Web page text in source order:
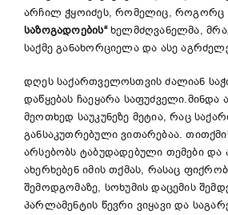
არჩილ ჭყოიძეს, რომელიც, როგორც
საზოგადოების“ხელმძღვანელმა,
საქმე განახორციელა და ასე
დღეს საქართველოსთვის ძალიან
დაწყებას ჩაეყარა საფუძველი.მინდა
მეოთხედ საუკუნეზე მეტია, რაც
განსაკუთრებული ვითარებაა.
არსებობს ტაბუდადებული თემები და
ახერხებენ იმის თქმას, რასაც
შემოდგომაზე, სოხუმის დაცემის
პარლამენტის წევრი ვიყავი და